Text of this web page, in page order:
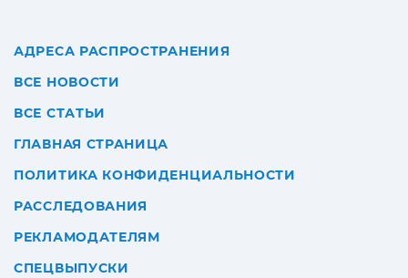
АДРЕСА РАСПРОСТРАНЕНИЯ
ВСЕ НОВОСТИ
ВСЕ СТАТЬИ
ГЛАВНАЯ СТРАНИЦА
ПОЛИТИКА КОНФИДЕНЦИАЛЬНОСТИ
РАССЛЕДОВАНИЯ
РЕКЛАМОДАТЕЛЯМ
СПЕЦВЫПУСКИ